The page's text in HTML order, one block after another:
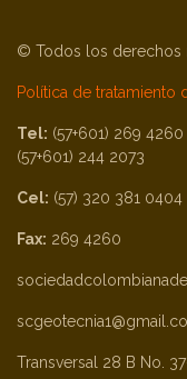
© Todos los derechos
Política de tratamiento
Tel: (57+601) 269 4260
(57+601) 244 2073
Cel: (57) 320 381 0404
Fax: 269 4260
Transversal 28 B No.